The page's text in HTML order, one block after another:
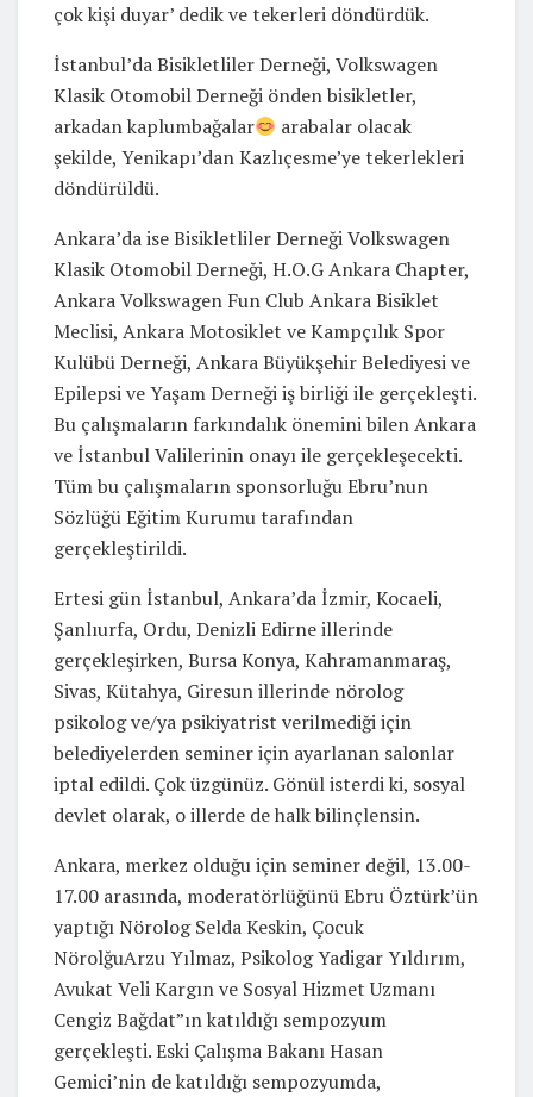
çok kişi duyar’ dedik ve tekerleri döndürdük.
İstanbul’da Bisikletliler Derneği, Volkswagen
Klasik Otomobil Derneği önden bisikletler,
arkadan kaplumbağalar
arabalar olacak
şekilde, Yenikapı’dan Kazlıçesme’ye tekerlekleri
döndürüldü.
Ankara’da ise Bisikletliler Derneği Volkswagen
Klasik Otomobil Derneği, H.O.G Ankara Chapter,
Ankara Volkswagen Fun Club Ankara Bisiklet
Meclisi, Ankara Motosiklet ve Kampçılık Spor
Kulübü Derneği, Ankara Büyükşehir Belediyesi ve
Epilepsi ve Yaşam Derneği iş birliği ile gerçekleşti.
Bu çalışmaların farkındalık önemini bilen Ankara
ve İstanbul Valilerinin onayı ile gerçekleşecekti.
Tüm bu çalışmaların sponsorluğu Ebru’nun
Sözlüğü Eğitim Kurumu tarafından
gerçekleştirildi.
Ertesi gün İstanbul, Ankara’da İzmir, Kocaeli,
Şanlıurfa, Ordu, Denizli Edirne illerinde
gerçekleşirken, Bursa Konya, Kahramanmaraş,
Sivas, Kütahya, Giresun illerinde nörolog
psikolog ve/ya psikiyatrist verilmediği için
belediyelerden seminer için ayarlanan salonlar
iptal edildi. Çok üzgünüz. Gönül isterdi ki, sosyal
devlet olarak, o illerde de halk bilinçlensin.
Ankara, merkez olduğu için seminer değil, 13.00-
17.00 arasında, moderatörlüğünü Ebru Öztürk’ün
yaptığı Nörolog Selda Keskin, Çocuk
NörolğuArzu Yılmaz, Psikolog Yadigar Yıldırım,
Avukat Veli Kargın ve Sosyal Hizmet Uzmanı
Cengiz Bağdat”ın katıldığı sempozyum
gerçekleşti. Eski Çalışma Bakanı Hasan
Gemici’nin de katıldığı sempozyumda,